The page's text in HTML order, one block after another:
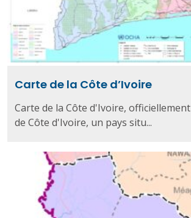
Carte de la Côte d’Ivoire
Carte de la Côte d'Ivoire,
de Côte d'Ivoire, un pays situ...